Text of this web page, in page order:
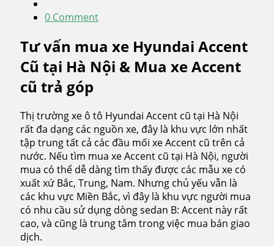
0 Comment
Tư vấn mua xe Hyundai Accent
Cũ tại Hà Nội & Mua xe Accent
cũ trả góp
Thị trường xe ô tô Hyundai Accent cũ tại Hà Nội
rất đa dạng các nguồn xe, đây là khu vực lớn nhất
tập trung tất cả các đầu mối xe Accent cũ trên cả
nước. Nếu tìm mua xe Accent cũ tại Hà Nội, người
mua có thể dễ dàng tìm thấy được các mẫu xe có
xuất xứ Bắc, Trung, Nam. Nhưng chủ yếu vẫn là
các khu vực Miền Bắc, vì đây là khu vực người mua
có nhu cầu sử dụng dòng sedan B: Accent này rất
cao, và cũng là trung tâm trong việc mua bán giao
dịch.